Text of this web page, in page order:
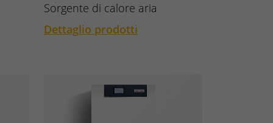
Sorgente di calore aria
Dettaglio prodotti